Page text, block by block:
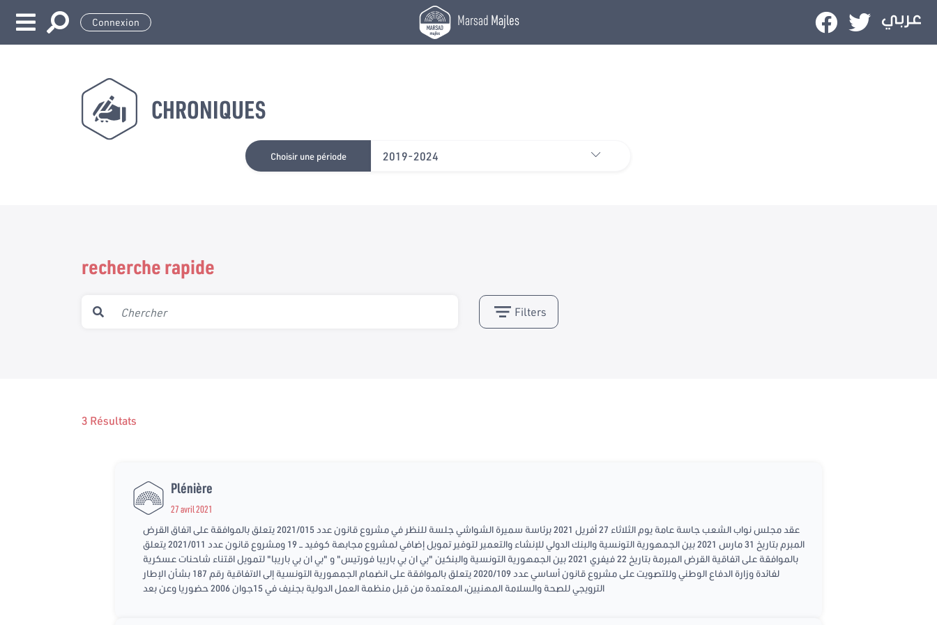
Connexion MarsadMajles
CHRONIQUES
Choisir une période 2019-2024
recherche rapide
Filters
3 Résultats
Plénière
27 avril 2021
عقد مجلس نواب الشعب جاسة عامة يوم الثلاثاء 27 أفريل 2021 برئاسة سميرة الشواشي جلسة للنظر في مشروع قانون عدد 2021/015 يتعلق بالموافقة على اتفاق القرض
المبرم بتاريخ 31 مارس 2021 بين الجمهورية التونسية والبنك الدولي للإنشاء والتعمير لتوفير تمويل إضافي لمشروع مجابهة كوفيد – 19 ومشروع قانون عدد 2021/011 يتعلق
بالموافقة على اتفاقية القرض المبرمة بتاريخ 22 فيفري 2021 بين الجمهورية التونسية والبنكين "بي ان بي باريبا فورتيس" و "بي ان بي باريبا" لتمويل اقتناء شاحنات عسكرية
لفائدة وزارة الدفاع الوطني وللتصويت على مشروع قانون أساسي عدد 2020/109 يتعلق بالموافقة على انضمام الجمهورية التونسية إلى الاتفاقية رقم 187 بشأن الإطار
الترويجي للصحة والسلامة المهنيين، المعتمدة من قبل منظمة العمل الدولية بجنيف في 15جوان 2006 حضوريا وعن بعد